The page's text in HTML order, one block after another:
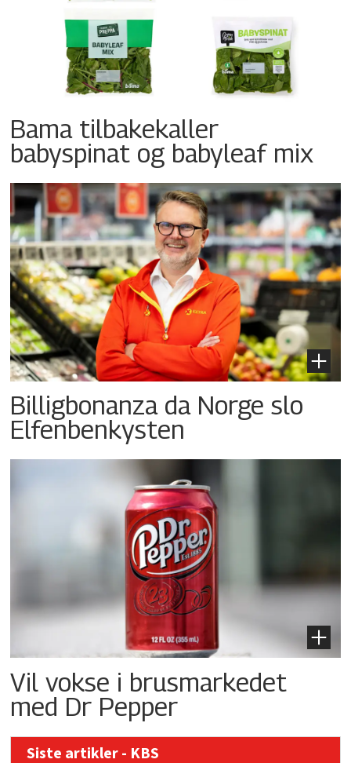
Bama tilbakekaller
babyspinat og babyleaf mix
Billigbonanza da Norge slo
Elfenbenkysten
Vil vokse i brusmarkedet
med Dr Pepper
Siste artikler - KBS